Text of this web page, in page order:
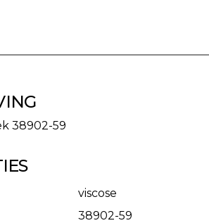
38902-59
viscose
38902-59